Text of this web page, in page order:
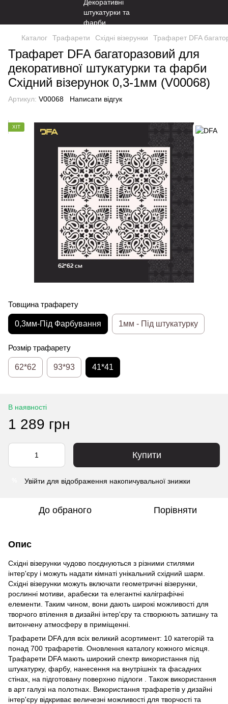
Каталог Трафарети Східні візерунки Трафарет DFA
Трафарет DFA багаторазовий для
декоративної штукатурки та фарби
Східний візерунок 0,3-1мм (V00068)
Артикул: V00068 Написати відгук
ХІТ
Товщина трафарету
0,3мм-Під Фарбування 1мм - Під штукатурку
Розмір трафарету
62*62 93*93 41*41
В наявності
1 289 грн
Купити
Увійти для відображення накопичувальної знижки
До обраного Порівняти
Опис
Східні візерунки чудово поєднуються з різними стилями
інтер'єру і можуть надати кімнаті унікальний східний шарм.
Східні візерунки можуть включати геометричні візерунки,
рослинні мотиви, арабески та елегантні каліграфічні
елементи. Таким чином, вони дають широкі можливості для
творчого втілення в дизайні інтер'єру та створюють затишну та
витончену атмосферу в приміщенні.
Трафарети DFA для всіх великий асортимент: 10 категорій та
понад 700 трафаретів. Оновлення каталогу кожного місяця.
Трафарети DFA мають широкий спектр використання під
штукатурку, фарбу, нанесення на внутрішніх та фасадних
стінах, на підготовану поверхню підлоги . Також використання
в арт галузі на полотнах. Використання трафаретів у дизайні
інтер'єру відкриває величезні можливості для творчості та